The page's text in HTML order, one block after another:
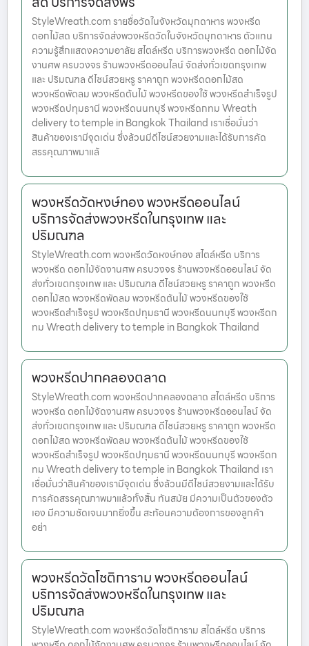
StyleWreath.com รายชื่อวัดในจังหวัดมุกดาหาร พวงหรีด
ดอกไม้สด บริการจัดส่งพวงหรีดวัดในจังหวัดมุกดาหาร ตัวแทน
ความรู้สึกแสดงความอาลัย สไตล์หรีด บริการพวงหรีด ดอกไม้จัด
งานศพ ครบวงจร ร้านพวงหรีดออนไลน์ จัดส่งทั่วเขตกรุงเทพ
และ ปริมณฑล ดีไซน์สวยหรู ราคาถูก พวงหรีดดอกไม้สด
พวงหรีดพัดลม พวงหรีดต้นไม้ พวงหรีดของใช้ พวงหรีดสำเร็จรูป
พวงหรีดปทุมธานี พวงหรีดนนทบุรี พวงหรีดกทม Wreath
delivery to temple in Bangkok Thailand เราเชื่อมั่นว่า
สินค้าของเรามีจุดเด่น ซึ่งล้วนมีดีไซน์สวยงามและได้รับการคัด
สรรคุณภาพมาแล้
พวงหรีดวัดหงษ์ทอง พวงหรีดออนไลน์
บริการจัดส่งพวงหรีดในกรุงเทพ และ
ปริมณฑล
StyleWreath.com พวงหรีดวัดหงษ์ทอง สไตล์หรีด บริการ
พวงหรีด ดอกไม้จัดงานศพ ครบวงจร ร้านพวงหรีดออนไลน์ จัด
ส่งทั่วเขตกรุงเทพ และ ปริมณฑล ดีไซน์สวยหรู ราคาถูก พวงหรีด
ดอกไม้สด พวงหรีดพัดลม พวงหรีดต้นไม้ พวงหรีดของใช้
พวงหรีดสำเร็จรูป พวงหรีดปทุมธานี พวงหรีดนนทบุรี พวงหรีดก
ทม Wreath delivery to temple in Bangkok Thailand
พวงหรีดปากคลองตลาด
StyleWreath.com พวงหรีดปากคลองตลาด สไตล์หรีด บริการ
พวงหรีด ดอกไม้จัดงานศพ ครบวงจร ร้านพวงหรีดออนไลน์ จัด
ส่งทั่วเขตกรุงเทพ และ ปริมณฑล ดีไซน์สวยหรู ราคาถูก พวงหรีด
ดอกไม้สด พวงหรีดพัดลม พวงหรีดต้นไม้ พวงหรีดของใช้
พวงหรีดสำเร็จรูป พวงหรีดปทุมธานี พวงหรีดนนทบุรี พวงหรีดก
ทม Wreath delivery to temple in Bangkok Thailand เรา
เชื่อมั่นว่าสินค้าของเรามีจุดเด่น ซึ่งล้วนมีดีไซน์สวยงามและได้รับ
การคัดสรรคุณภาพมาแล้วทั้งสิ้น ทันสมัย มีความเป็นตัวของตัว
เอง มีความชัดเจนมากยิ่งขึ้น สะท้อนความต้องการของลูกค้า
อย่า
พวงหรีดวัดโชติการาม พวงหรีดออนไลน์
บริการจัดส่งพวงหรีดในกรุงเทพ และ
ปริมณฑล
StyleWreath.com พวงหรีดวัดโชติการาม สไตล์หรีด บริการ